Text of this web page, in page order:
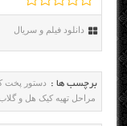
دانلود فیلم و سریال
برچسب ها : دستور پخت
مراحل تهیه کیک هل و گلاب